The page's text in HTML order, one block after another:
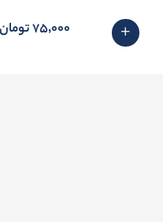
75٬000 تومان